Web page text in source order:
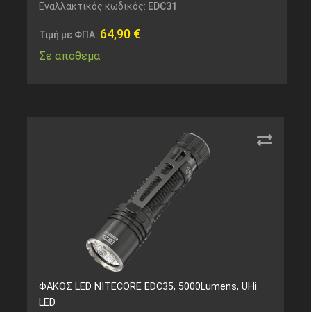
Εναλλακτικός κωδικός: EDC31
Τιμή με ΦΠΑ: 64,90 €
Σε απόθεμα
ΦΑΚΟΣ LED NITECORE EDC35, 5000Lumens, UHi
LED